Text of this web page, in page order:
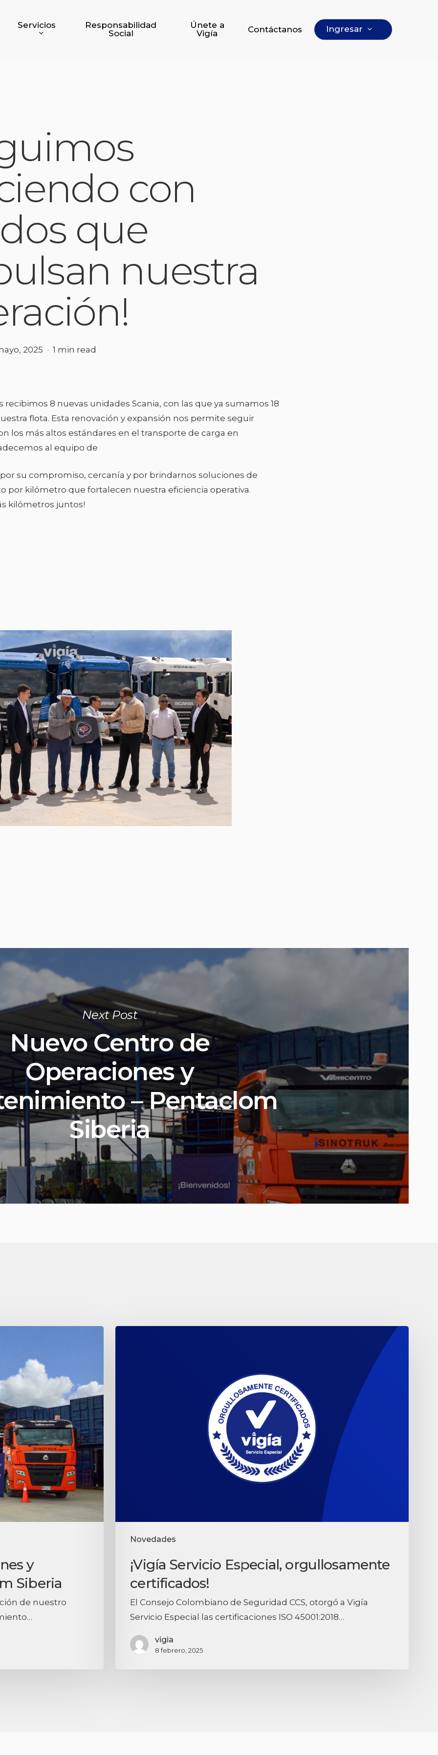
Servicios
Responsabilidad
Social
Únete a
Vigía
Contáctanos Ingresar
con
que
nuestra
2025 1 min read
recibimos 8 nuevas unidades Scania, con las que ya sumamos 18
flota. Esta renovación y expansión nos permite seguir
los más altos estándares en el transporte de carga en
al equipo de
por su compromiso, cercanía y por brindarnos soluciones de
por kilómetro que fortalecen nuestra eficiencia operativa.
kilómetros juntos!
Next Post
Nuevo Centro de
Operaciones y
– Pentaclom
Siberia
y
Siberia
de nuestro
Novedades
¡Vigía Servicio Especial, orgullosamente
certificados!
El Consejo Colombiano de Seguridad CCS, otorgó a Vigía
Servicio Especial las certificaciones ISO 45001:2018…
vigia
8 febrero, 2025